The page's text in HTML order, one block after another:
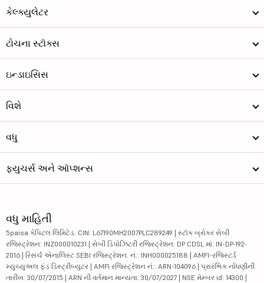
કેલ્ક્યુલેટર
ટોચના સ્ટૉક્સ
ઇન્ડાઇસિસ
વિશે
વધુ
ફ્યુચર્સ અને ઑપ્શન્સ
વધુ માહિતી
5paisa કેપિટલ લિમિટેડ. CIN: L67190MH2007PLC289249 | સ્ટૉક બ્રોકર સેબી
રજિસ્ટ્રેશન: INZ000010231 | સેબી ડિપોઝિટરી રજિસ્ટ્રેશન: DP CDSL માં: IN-DP-192-
2016 | રિસર્ચ એનાલિસ્ટ SEBI રજિસ્ટ્રેશન. નં.: INH000025188 | AMFI-રજિસ્ટર્ડ
મ્યુચ્યુઅલ ફંડ ડિસ્ટ્રીબ્યુટર | AMFI રજિસ્ટ્રેશન નં.: ARN-104096 | પ્રારંભિક નોંધણીની
તારીખ: 30/07/2015 | ARN ની વર્તમાન માન્યતા: 30/07/2027 | NSE મેમ્બર id: 14300 |